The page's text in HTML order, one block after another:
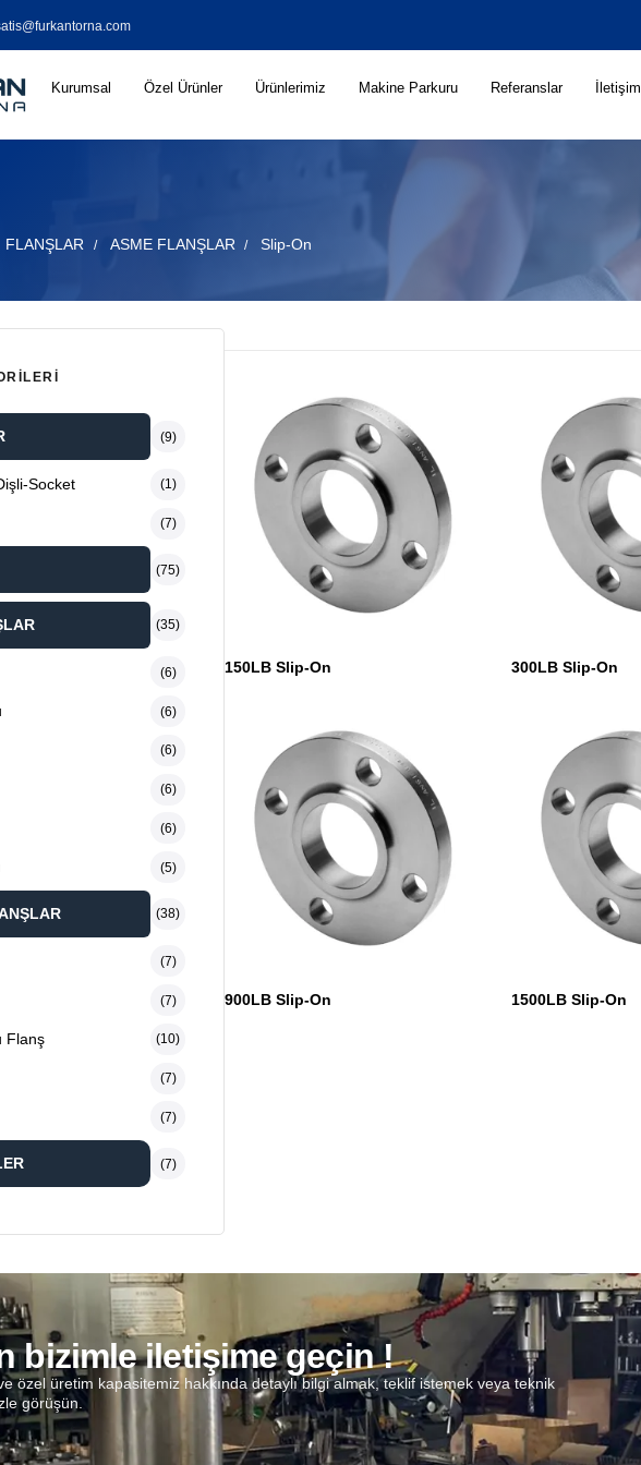
Kurumsal Özel Ürünler Ürünlerimiz Makine Parkuru Referanslar İletişim
FLANŞLAR ASME FLANŞLAR Slip-On
150LB Slip-On 300LB Slip-On
900LB Slip-On 1500LB Slip-On
(9)
Socket (1)
(7)
(75)
(35)
(6)
(6)
(6)
(6)
(6)
(5)
(38)
(7)
(7)
Flanş (10)
(7)
(7)
(7)
bizimle iletişime geçin !
özel üretim kapasitemiz hakkında detaylı bilgi almak, teklif istemek veya teknik
görüşün.